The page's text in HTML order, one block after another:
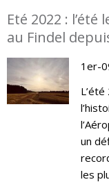
Eté 2022 :
au Findel
1er-
un
les